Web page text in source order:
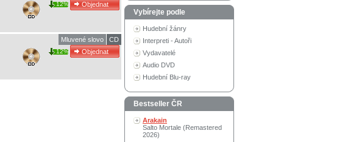
12%
CD
Mluvené slovo
12%
Vybírejte podle
Hudební žánry
Interpreti - Autoři
Vydavatelé
Audio DVD
Hudební Blu-ray
Bestseller ČR
Arakain
Salto Mortale (Remastered
2026)